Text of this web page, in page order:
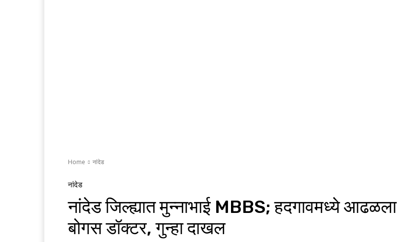
Home नांदेड
नांदेड
नांदेड जिल्ह्यात मुन्नाभाई MBBS; हदगावमध्ये आढळला
बोगस डॉक्टर, गुन्हा दाखल